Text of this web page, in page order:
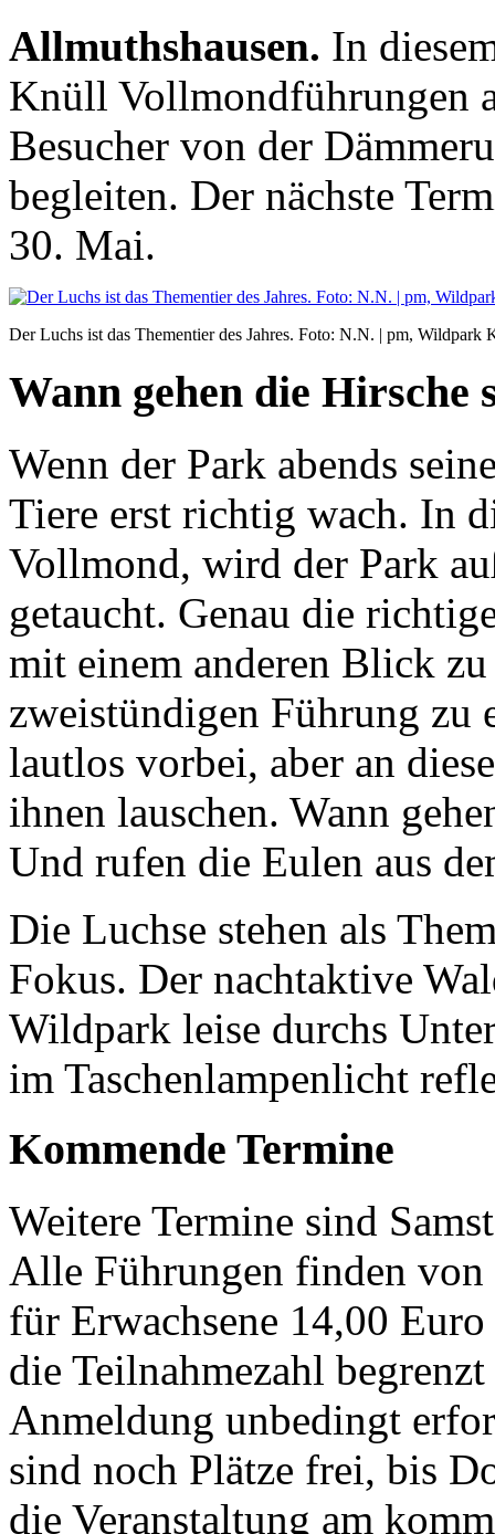
Allmuthshausen. In
Knüll Vollmondführungen
Besucher von der
begleiten. Der nächste
30. Mai.
Der Luchs ist das Thementier des Jahres. Foto: N.N. | pm, Wildpark
Wann gehen die Hirsche
Wenn der Park abends
Tiere erst richtig wach. In
Vollmond, wird der Park
getaucht. Genau die
mit einem anderen Blick
zweistündigen Führung zu
lautlos vorbei, aber an
ihnen lauschen. Wann
Und rufen die Eulen aus
Die Luchse stehen als
Fokus. Der nachtaktive
Wildpark leise durchs
im Taschenlampenlicht
Kommende Termine
Weitere Termine sind
Alle Führungen finden
für Erwachsene 14,00
die Teilnahmezahl
Anmeldung unbedingt
sind noch Plätze frei, bis
die Veranstaltung am